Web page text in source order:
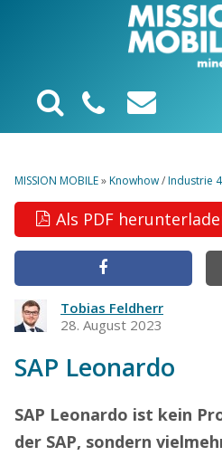
MISSION MOBILE»Knowhow/Industrie
Als PDF
Tobias Feldherr
28. August 2023
SAP Leonardo
SAP Leonardo ist kein
der SAP, sondern